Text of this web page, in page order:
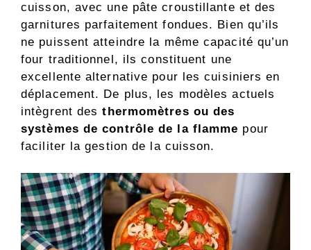
cuisson, avec une pâte croustillante et des
garnitures parfaitement fondues. Bien qu’ils
ne puissent atteindre la même capacité qu’un
four traditionnel, ils constituent une
excellente alternative pour les cuisiniers en
déplacement. De plus, les modèles actuels
intègrent desthermomètres ou des
systèmes de contrôle de la flamme pour
faciliter la gestion de la cuisson.